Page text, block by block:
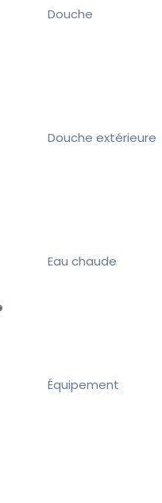
Douche
Douche extérieure
Eau chaude
Équipement